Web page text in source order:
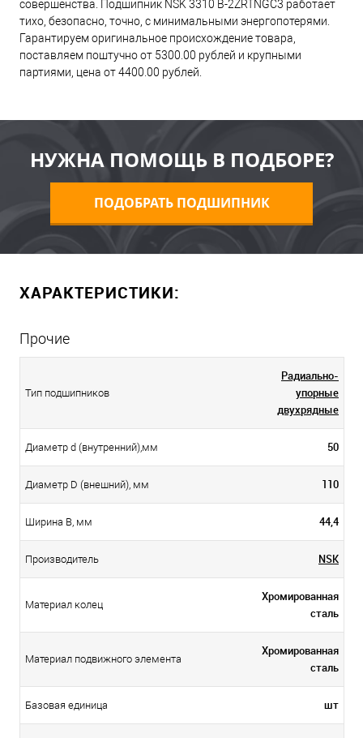
совершенства. Подшипник NSK 3310 B-2ZRTNGC3 работает
тихо, безопасно, точно, с минимальными энергопотерями.
Гарантируем оригинальное происхождение товара,
поставляем поштучно от 5300.00 рублей и крупными
партиями, цена от 4400.00 рублей.
НУЖНА ПОМОЩЬ В ПОДБОРЕ?
ПОДОБРАТЬ ПОДШИПНИК
ХАРАКТЕРИСТИКИ:
Прочие
Тип подшипников
Радиально-
упорные
двухрядные
Диаметр d (внутренний),мм 50
Диаметр D (внешний), мм 110
Ширина B, мм 44,4
Производитель NSK
Материал колец
Хромированная
сталь
Материал подвижного элемента
Хромированная
сталь
Базовая единица шт